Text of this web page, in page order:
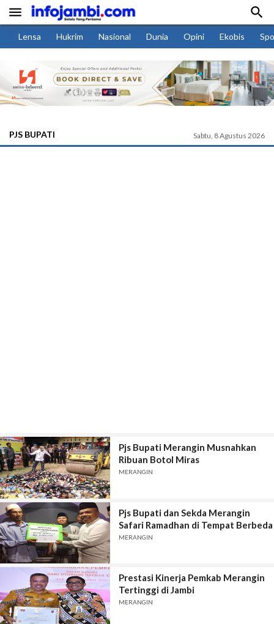
 
Lensa Hukrim Nasional Dunia Opini Ekobis
PJS BUPATI Sabtu, 8 Agustus 2026
Pjs Bupati Merangin Musnahkan
Ribuan Botol Miras
MERANGIN
Pjs Bupati dan Sekda Merangin
Safari Ramadhan di Tempat Berbeda
MERANGIN
Prestasi Kinerja Pemkab Merangin
Tertinggi di Jambi
MERANGIN